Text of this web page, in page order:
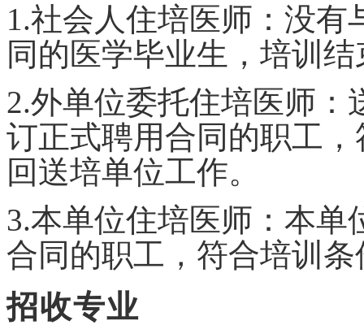
1.社会人住培医师：没有
同的医学毕业生，培训
2.外单位委托住培医师：
订正式聘用合同的职工
回送培单位工作。
3.本单位住培医师： 本单
合同的职工，符合培训条
招收专业